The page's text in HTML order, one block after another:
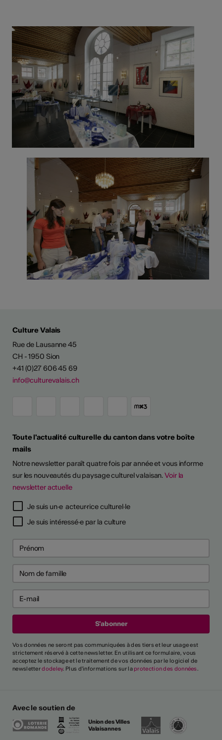
D'ARTISTES
Culture Valais
Rue de Lausanne 45
CH - 1950 Sion
+41 (0)27 606 45 69
info@culturevalais.ch
Toute l'actualité culturelle du canton dans votre boîte
mails
Notre newsletter paraît quatre fois par année et vous informe
sur les nouveautés du paysage culturel valaisan.Voir la
newsletter actuelle
Je suis un·e acteur·rice culturel·le
Je suis intéressé·e par la culture
Vos données ne seront pas communiquées à des tiers et leur usage est
strictement réservé à cette newsletter. En utilisant ce formulaire, vous
acceptez le stockage et le traitement de vos données par le logiciel de
newsletterdodeley. Plus d'informations sur la protection des données.
Avec le soutien de
Union des Villes
Valaisannes